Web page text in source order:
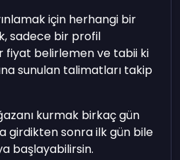
için herhangi bir
sadece bir profil
fiyat belirlemen ve tabii ki
sunulan talimatları takip
kurmak birkaç gün
girdikten sonra ilk gün bile
başlayabilirsin.